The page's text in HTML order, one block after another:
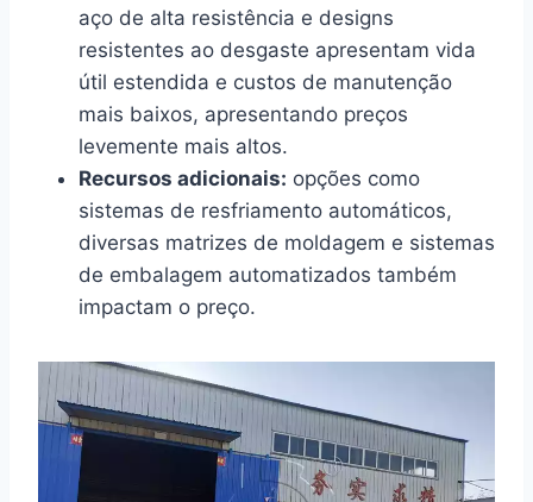
aço de alta resistência e designs
resistentes ao desgaste apresentam vida
útil estendida e custos de manutenção
mais baixos, apresentando preços
levemente mais altos.
Recursos adicionais: opções como
sistemas de resfriamento automáticos,
diversas matrizes de moldagem e sistemas
de embalagem automatizados também
impactam o preço.